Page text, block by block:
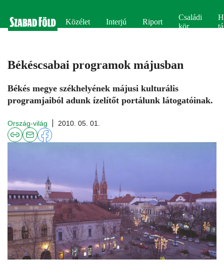
Közélet Interjú Riport
Családi
kör
Békéscsabai programok májusban
Békés megye székhelyének májusi kulturális
programjaiból adunk ízelítőt portálunk látogatóinak.
Ország-világ 2010. 05. 01.